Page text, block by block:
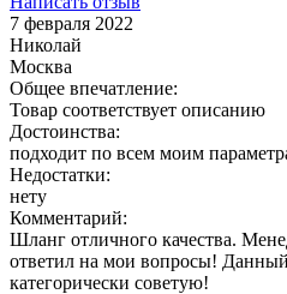
7 февраля 2022
Николай
Москва
Общее впечатление:
Товар соответствует описанию
Достоинства:
подходит по всем моим
Недостатки:
нету
Комментарий:
Шланг отличного качества.
ответил на мои вопросы!
категорически советую!